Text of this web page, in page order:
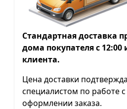
Стандартная доставка
дома покупателя с 12:00
клиента.
Цена доставки
специалистом по работе
оформлении заказа.